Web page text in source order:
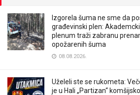
Izgorela šuma ne sme da
građevinski plen: Akademcki
plenum traži zabranu
opožarenih šuma
08.08.2026.
Uželeli ste se rukometa:
je u Hali „Partizan“